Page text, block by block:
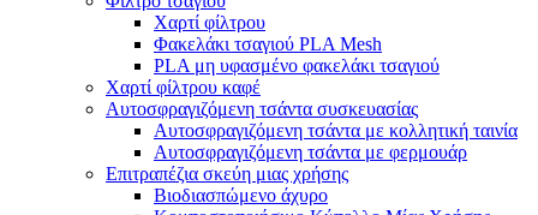
Χαρτί φίλτρου
Φακελάκι τσαγιού PLA Mesh
PLA μη υφασμένο φακελάκι τσαγιού
Χαρτί φίλτρου καφέ
Αυτοσφραγιζόμενη τσάντα συσκευασίας
Αυτοσφραγιζόμενη τσάντα με κολλητική ταινία
Αυτοσφραγιζόμενη τσάντα με φερμουάρ
Επιτραπέζια σκεύη μιας χρήσης
Βιοδιασπώμενο άχυρο